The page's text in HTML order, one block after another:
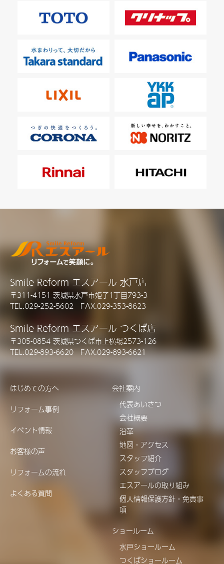
Smile Reform エスアール 水戸店
〒311-4151 茨城県水戸市姫子1丁目793-3
TEL.029-252-5602 FAX.029-353-8623
Smile Reform エスアール つくば店
〒305-0854 茨城県つくば市上横場2573-126
TEL.029-893-6620 FAX.029-893-6621
はじめての方へ
リフォーム事例
イベント情報
お客様の声
リフォームの流れ
よくある質問
会社案内
代表あいさつ
会社概要
沿革
地図・アクセス
スタッフ紹介
スタッフブログ
エスアールの取り組み
個人情報保護方針・免責事
項
ショールーム
水戸ショールーム
つくばショールーム